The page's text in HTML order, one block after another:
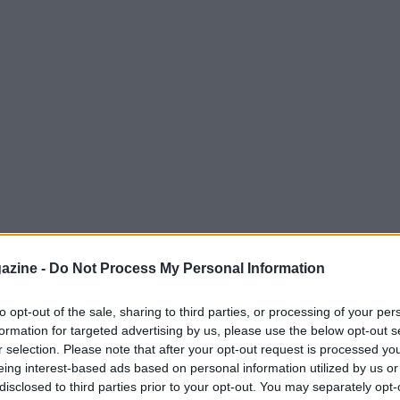
- Do Not Process My Personal Information
opt-out of the sale, sharing to third parties, or processing of your
for targeted advertising by us, please use the below opt-out
selection. Please note that after your opt-out request is processed
interest-based ads based on personal information utilized by us
to third parties prior to your opt-out. You may separately
di spesa record:Manchester City e
un accordo per iltrasferimento di Elliot